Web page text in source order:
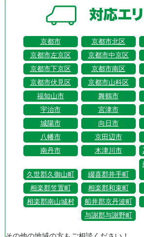
京都市 京都市北区
京都市左京区
京都市中京区
京都市下京区
京都市南区
京都市伏見区
京都市山科区
福知山市
舞鶴市
宇治市
宮津市
城陽市
向日市
八幡市
京田辺市
南丹市
木津川市
久世郡久御山町 綴喜郡井手町
相楽郡笠置町
相楽郡和束町
相楽郡南山城村
船井郡京丹波町
与謝郡与謝野町